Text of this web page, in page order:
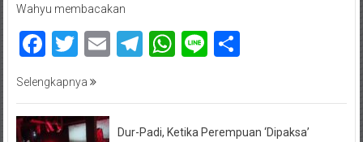
Wahyu membacakan
Facebook
Twitter
EmailTelegram
WhatsApp
LineShare
Selengkapnya
Dur-Padi, Ketika Perempuan ‘Dipaksa’